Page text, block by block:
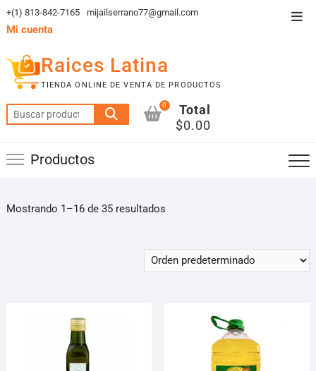
Saltar
al
+(1) 813-842-7165 mijailserrano77@gmail.com
Mi cuenta
Raices Latina
TIENDA ONLINE DE VENTA DE PRODUCTOS
Buscar
por:
0
Total
$0.00
Productos
Mostrando 1–16 de 35 resultados